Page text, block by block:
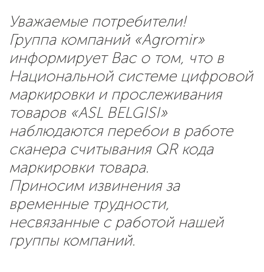
Уважаемые потребители!
Группа компаний «Agromir»
информирует Вас о том, что в
Национальной системе цифровой
маркировки и прослеживания
товаров «ASL BELGISI»
наблюдаются перебои в работе
сканера считывания QR кода
маркировки товара.
Приносим извинения за
временные трудности,
несвязанные с работой нашей
группы компаний.